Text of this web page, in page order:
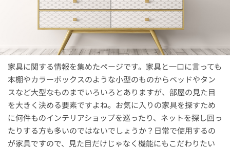
家具に関する情報を集めたページです。家具と一口に言っても
本棚やカラーボックスのような小型のものからベッドやタン
スなど大型なものまでいろいろとありますが、部屋の見た目
を大きく決める要素ですよね。お気に入りの家具を探すため
に何件ものインテリアショップを巡ったり、ネットを探し回っ
たりする方も多いのではないでしょうか？日常で使用するの
が家具ですので、見た目だけじゃなく機能にもこだわりたい